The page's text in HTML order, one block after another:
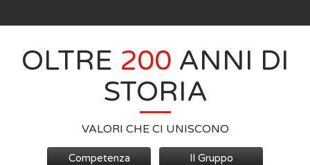
OLTRE 200 ANNI DI
STORIA
VALORI CHE CI UNISCONO
Competenza Il Gruppo